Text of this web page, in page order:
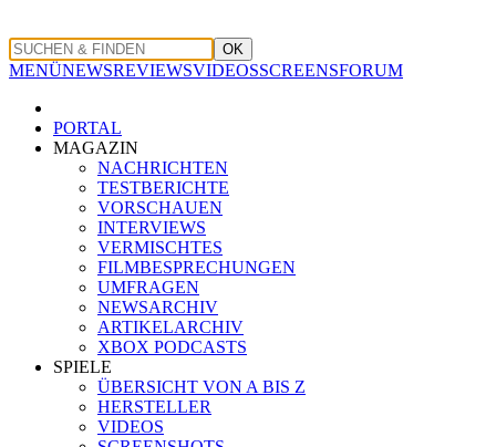
OK
MENÜNEWSREVIEWSVIDEOSSCREENSFORUM
PORTAL
MAGAZIN
NACHRICHTEN
TESTBERICHTE
VORSCHAUEN
INTERVIEWS
VERMISCHTES
FILMBESPRECHUNGEN
UMFRAGEN
NEWSARCHIV
ARTIKELARCHIV
XBOX PODCASTS
SPIELE
ÜBERSICHT VON A BIS Z
HERSTELLER
VIDEOS